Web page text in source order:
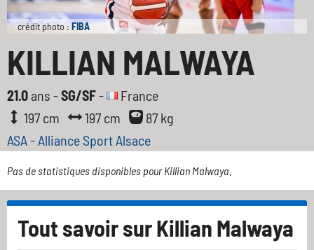
crédit photo : FIBA
KILLIAN MALWAYA
21.0 ans -SG/SF-
France
197 cm
197 cm
87 kg
ASA - Alliance Sport Alsace
Pas de statistiques disponibles pour Killian Malwaya.
Tout savoir surKillian Malwaya